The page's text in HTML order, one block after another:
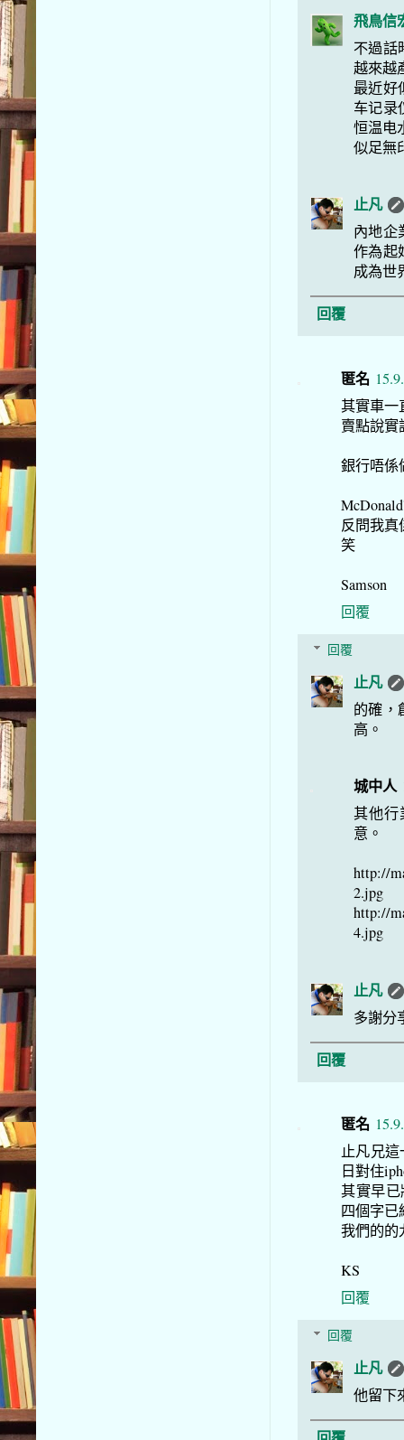
飛鳥信
不過話
越來越
最近好
车记录
恒温电
似足無
止凡
內地企
作為起
成為世
回覆
匿名
其實車一
賣點說實
銀行唔係
反問我真
笑
Samson
回覆
回覆
止凡
的確，
高。
城中人
其他行
意。
http://
2.jpg
http://
4.jpg
止凡
多謝分
回覆
匿名
止凡兄
日對住
其實早已
四個字已
我們的的
KS
回覆
回覆
止凡
他留下